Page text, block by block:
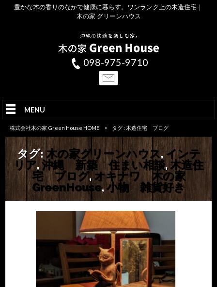
豊かな木の香りのなかで健康に暮らす。ワンランク上の木造住宅｜
木の家 グリーンハウス
098-975-9710
MENU
株式会社木の家 Green House HOME > タグ : 木造住宅 ブログ
タグ:木の家グリーンハウス,インテ
リア,沖縄 新築 住まい相談,木造住
宅 ブログ, オキナワ 木の家
GreenHouse,小物 雑貨好き